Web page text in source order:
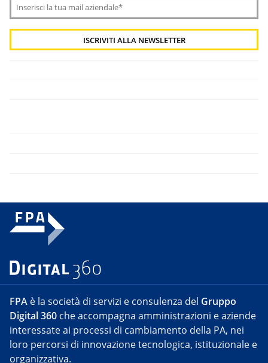
FPA è la società di servizi e consulenza del Gruppo
Digital 360 che accompagna amministrazioni e aziende
interessate ai processi di cambiamento della PA, nei
loro percorsi di innovazione tecnologica, istituzionale e
organizzativa.